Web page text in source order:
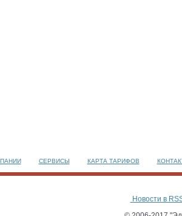
СЕРВИСЫ КАРТА ТАРИФОВ
Новости в